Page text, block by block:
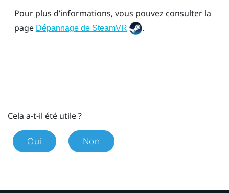
Pour plus d’informations, vous pouvez consulter la
page Dépannage de SteamVR .
Cela a-t-il été utile ?
Oui Non